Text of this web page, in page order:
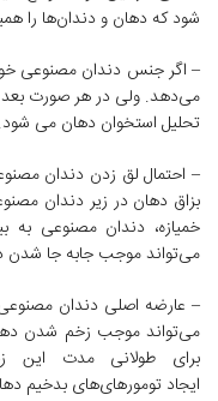
شود که دهان و دندان‌ها را
– اگر جنس دندان مصنوعی
می‌دهد. ولی در هر صورت
تحلیل استخوان دهان می شود.
– احتمال لق زدن دندان
بزاق دهان در زیر دندان
خمیازه، دندان مصنوعی به
می‌تواند موجب جابه جا شدن
– عارضه اصلی دندان مصنوعی
می‌تواند موجب زخم شدن
برای طولانی مدت این
ایجاد تومورهای‌های بدخیم